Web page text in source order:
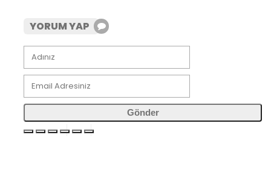
YORUM YAP
Gönder